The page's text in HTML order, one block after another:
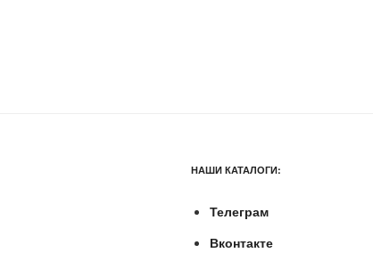
НАШИ КАТАЛОГИ:
Телеграм
Вконтакте